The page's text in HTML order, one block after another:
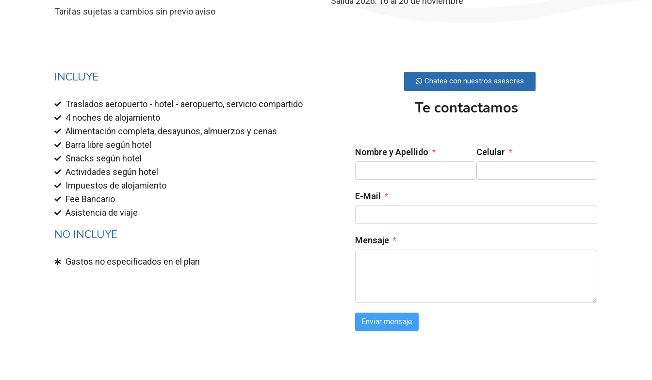
Tarifas sujetas a cambios sin previo aviso
INCLUYE
Traslados aeropuerto - hotel - aeropuerto, servicio compartido
4 noches de alojamiento
Alimentación completa, desayunos, almuerzos y cenas
Barra libre según hotel
Snacks según hotel
Actividades según hotel
Impuestos de alojamiento
Fee Bancario
Asistencia de viaje
NO INCLUYE
Gastos no especificados en el plan
Chatea con nuestros asesores
Te contactamos
Nombre y Apellido Celular
E-Mail
Mensaje
Enviar mensaje